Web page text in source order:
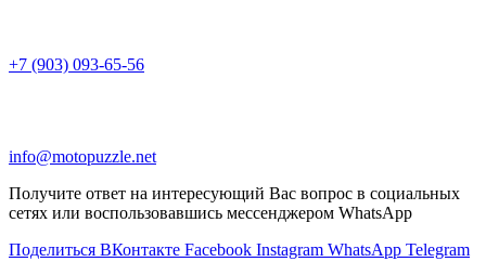
+7 (903) 093-65-56
info@motopuzzle.net
Получите ответ на интересующий Вас вопрос в социальных
сетях или воспользовавшись мессенджером WhatsApp
Поделиться ВКонтакте Facebook Instagram WhatsApp Telegram